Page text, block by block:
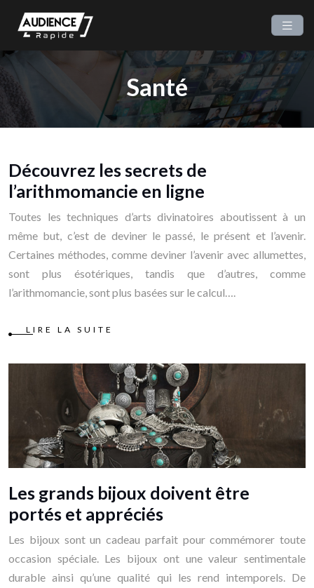
Santé
Découvrez les secrets de
l’arithmomancie en ligne
Toutes les techniques d’arts divinatoires aboutissent à un
même but, c’est de deviner le passé, le présent et l’avenir.
Certaines méthodes, comme deviner l’avenir avec allumettes,
sont plus ésotériques, tandis que d’autres, comme
l’arithmomancie, sont plus basées sur le calcul….
LIRE LA SUITE
Les grands bijoux doivent être
portés et appréciés
Les bijoux sont un cadeau parfait pour commémorer toute
occasion spéciale. Les bijoux ont une valeur sentimentale
durable ainsi qu’une qualité qui les rend intemporels. De